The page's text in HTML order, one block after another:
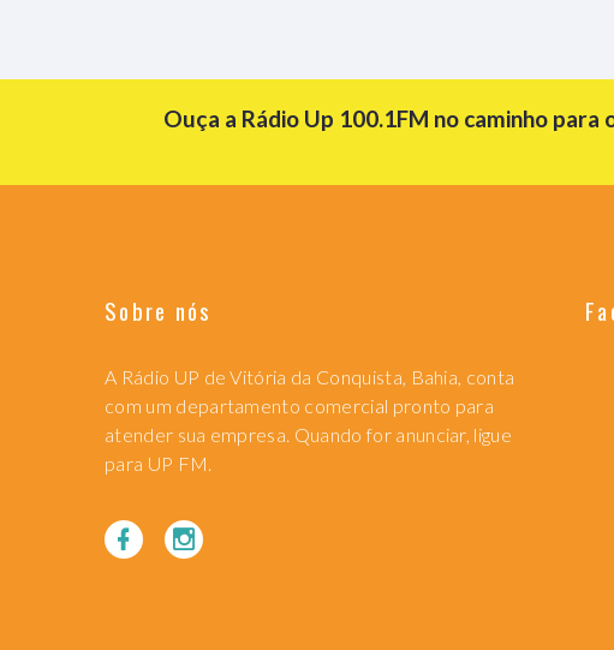
Ouça a Rádio Up 100.1FM no caminho
Sobre nós
A Rádio UP de Vitória da Conquista, Bahia, conta
com um departamento comercial pronto para
atender sua empresa. Quando for anunciar, ligue
para UP FM.